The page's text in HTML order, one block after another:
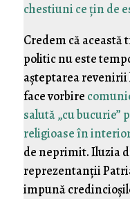
chestiuni ce ţin de
Credem că
politic nu este
aşteptarea
face vorbire
salută „cu
religioase în
de neprimit. Iluzia
reprezentanţii
impună